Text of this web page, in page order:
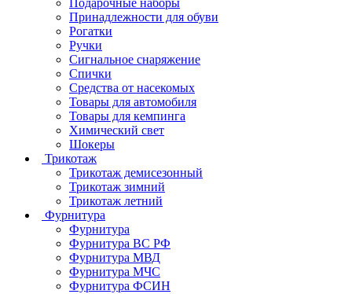
Подарочные наборы
Принадлежности для обуви
Рогатки
Ручки
Сигнальное снаряжение
Спички
Средства от насекомых
Товары для автомобиля
Товары для кемпинга
Химический свет
Шокеры
Трикотаж
Трикотаж демисезонный
Трикотаж зимний
Трикотаж летний
Фурнитура
Фурнитура
Фурнитура ВС РФ
Фурнитура МВД
Фурнитура МЧС
Фурнитура ФСИН